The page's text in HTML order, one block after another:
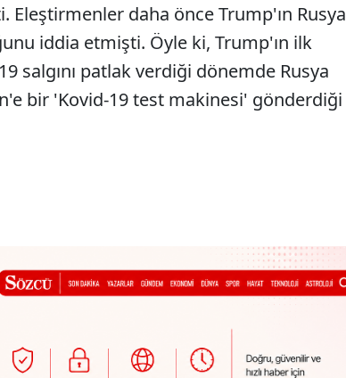
Eleştirmenler daha önce Trump'ın Rusya
iddia etmişti. Öyle ki, Trump'ın ilk
salgını patlak verdiği dönemde Rusya
bir 'Kovid-19 test makinesi' gönderdiği